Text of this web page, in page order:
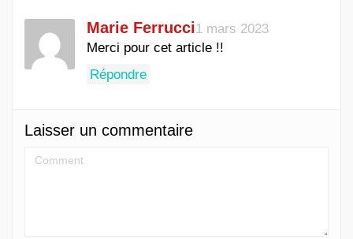
Marie Ferrucci1 mars 2023
Merci pour cet article !!
Répondre
Laisser un commentaire